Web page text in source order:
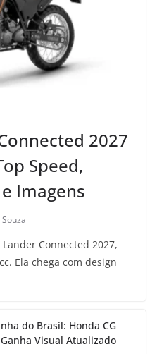
2027
Speed,
Imagens
Connected 2027,
Ela chega com design
do Brasil: Honda CG
Visual Atualizado